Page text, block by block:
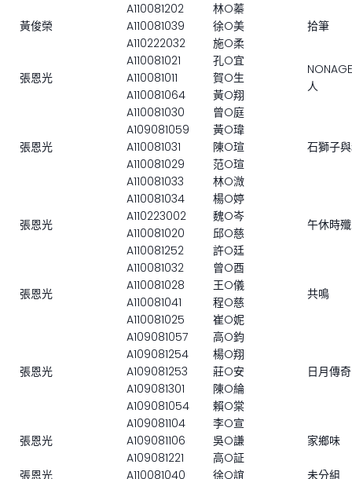
黃俊榮
A110081202
林O蓁
拾筆
A110081039
徐O美
A110222032
施O柔
張恩光
A110081021 孔O宜
人
A110081011
賀O生
A110081064
黃O翔
張恩光
A110081030 曾O庭
石獅子
A109081059
黃O瑋
A110081031
陳O瑄
A110081029
范O瑄
A110081033
林O溦
張恩光
A110081034
楊O婷
午休時殲
A110223002
魏O岑
A110081020
邱O慈
A110081252
許O廷
張恩光
A110081032
曾O酉
共鳴
A110081028
王O儀
A110081041
程O慈
A110081025
崔O妮
張恩光
A109081057 高O鈞
日月傳
A109081254
楊O翔
A109081253
莊O安
A109081301
陳O綸
A109081054
賴O棠
張恩光
A109081104
李O宣
家鄉味
A109081106
吳O謙
A109081221
高O証
張恩光
A110081040 徐O誼 未分組